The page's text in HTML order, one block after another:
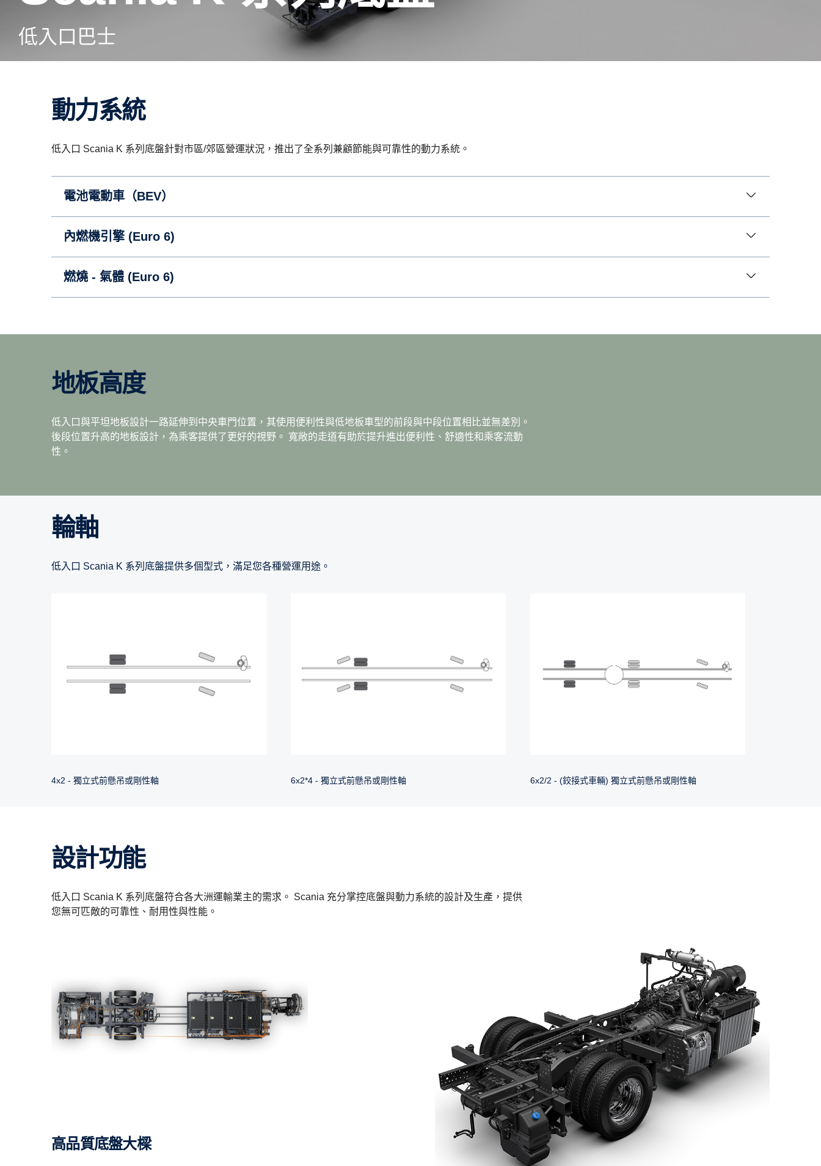
低入口巴士
動力系統
低入口 Scania K 系列底盤針對市區/郊區營運狀況，推出了全系列兼顧節能與可靠性的動力系統。
電池電動車（BEV）
內燃機引擎 (Euro 6)
燃燒 - 氣體 (Euro 6)
地板高度
低入口與平坦地板設計一路延伸到中央車門位置，其使用便利性與低地板車型的前段與中段位置相比並無差別。
後段位置升高的地板設計，為乘客提供了更好的視野。 寬敞的走道有助於提升進出便利性、舒適性和乘客流動
性。
輪軸
低入口 Scania K 系列底盤提供多個型式，滿足您各種營運用途。
4x2 - 獨立式前懸吊或剛性軸 6x2*4 - 獨立式前懸吊或剛性軸 6x2/2 - (鉸接式車輛) 獨立式前懸吊或剛性軸
設計功能
低入口 Scania K 系列底盤符合各大洲運輸業主的需求。 Scania 充分掌控底盤與動力系統的設計及生產，提供
您無可匹敵的可靠性、耐用性與性能。
高品質底盤大樑